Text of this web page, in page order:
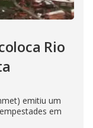
Rio
emitiu um
em